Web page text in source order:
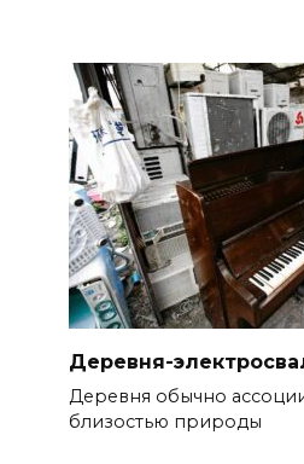
Деревня-
Деревня обычно
близостью природы